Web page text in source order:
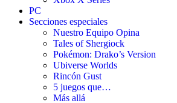
PC
Secciones especiales
Nuestro Equipo Opina
Tales of Shergiock
Pokémon: Drako’s Version
Ubiverse Worlds
Rincón Gust
5 juegos que…
Más allá